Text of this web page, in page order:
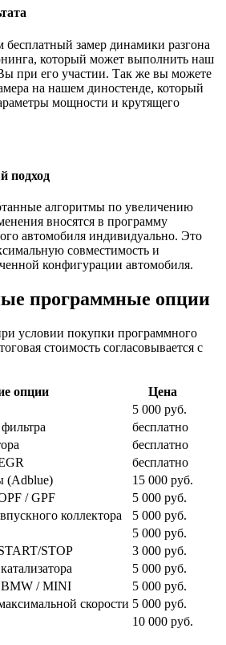
замер динамики разгона
который может выполнить наш
при его участии. Так же вы можете
на нашем диностенде, который
мощности и крутящего
подход
алгоритмы по увеличению
вносятся в программу
автомобиля индивидуально. Это
совместимость и
конфигурации автомобиля.
программные опции
условии покупки программного
стоимость согласовывается с
опции
Цена
5 000 руб.
бесплатно
бесплатно
бесплатно
(Adblue)
15 000 руб.
/ GPF
5 000 руб.
коллектора
5 000 руб.
5 000 руб.
STOP
3 000 руб.
5 000 руб.
/ MINI
5 000 руб.
скорости 5 000 руб.
10 000 руб.